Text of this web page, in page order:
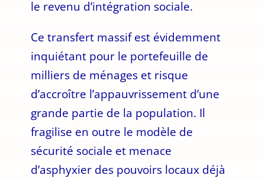
le revenu d’intégration sociale.
Ce transfert massif est évidemment
inquiétant pour le portefeuille de
milliers de ménages et risque
d’accroître l’appauvrissement d’une
grande partie de la population. Il
fragilise en outre le modèle de
sécurité sociale et menace
d’asphyxier des pouvoirs locaux déjà